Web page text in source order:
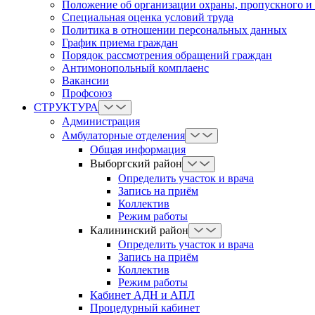
Положение об организации охраны, пропускного
Cпециальная оценка условий труда
Политика в отношении персональных данных
График приема граждан
Порядок рассмотрения обращений граждан
Антимонопольный комплаенс
Вакансии
Профсоюз
СТРУКТУРА
Администрация
Амбулаторные отделения
Общая информация
Выборгский район
Определить участок и врача
Запись на приём
Коллектив
Режим работы
Калининский район
Определить участок и врача
Запись на приём
Коллектив
Режим работы
Кабинет АДН и АПЛ
Процедурный кабинет